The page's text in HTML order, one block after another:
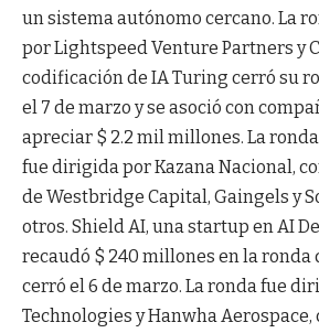
un sistema autónomo cercano. La
por Lightspeed Venture Partners y
codificación de IA Turing cerró su
el 7 de marzo y se asoció con
apreciar $ 2.2 mil millones. La ronda
fue dirigida por Kazana Nacional,
de Westbridge Capital, Gaingels y
otros. Shield AI, una startup en AI
recaudó $ 240 millones en la ronda
cerró el 6 de marzo. La ronda fue
Technologies y Hanwha Aerospace,